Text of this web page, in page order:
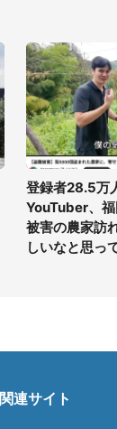
登録者28.5万
YouTuber、
被害の農家訪
しいなと思っ
関連サイト